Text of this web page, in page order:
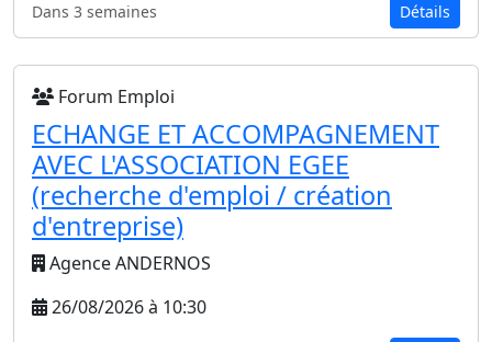
Dans 3 semaines Détails
Forum Emploi
ECHANGE ET ACCOMPAGNEMENT
AVEC L'ASSOCIATION EGEE
(recherche d'emploi / création
d'entreprise)
Agence ANDERNOS
26/08/2026 à 10:30